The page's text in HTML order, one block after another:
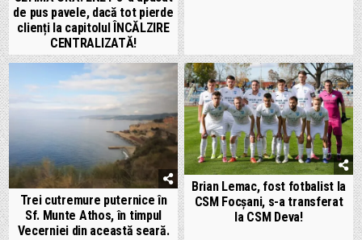
de pus pavele, dacă tot pierde
clienți la capitolul ÎNCĂLZIRE
CENTRALIZATĂ!
Trei cutremure puternice în
Sf. Munte Athos, în timpul
Vecerniei din această seară.
Brian Lemac, fost fotbalist la
CSM Focșani, s-a transferat
la CSM Deva!